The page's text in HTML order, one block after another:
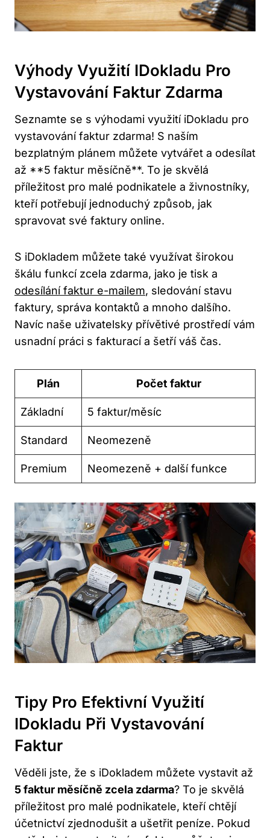
Výhody Využití IDokladu Pro
Vystavování Faktur Zdarma
Seznamte se s výhodami využití iDokladu pro
vystavování faktur zdarma! S naším
bezplatným plánem můžete vytvářet a odesílat
až **5 faktur měsíčně**. To je skvělá
příležitost pro malé podnikatele a živnostníky,
kteří potřebují jednoduchý způsob, jak
spravovat své faktury online.
S iDokladem můžete také využívat širokou
škálu funkcí zcela zdarma, jako je tisk a
odesílání faktur e-mailem, sledování stavu
faktury, správa kontaktů a mnoho dalšího.
Navíc naše uživatelsky přívětivé prostředí vám
usnadní práci s fakturací a šetří váš čas.
Plán Počet faktur
Základní 5 faktur/měsíc
Standard Neomezeně
Premium Neomezeně + další funkce
Tipy Pro Efektivní Využití
IDokladu Při Vystavování
Faktur
Věděli jste, že s iDokladem můžete vystavit až
5 faktur měsíčně zcela zdarma? To je skvělá
příležitost pro malé podnikatele, kteří chtějí
účetnictví zjednodušit a ušetřit peníze. Pokud